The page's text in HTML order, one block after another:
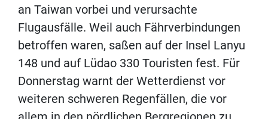
an Taiwan vorbei und verursachte
Flugausfälle. Weil auch Fährverbindungen
betroffen waren, saßen auf der Insel Lanyu
148 und auf Lüdao 330 Touristen fest. Für
Donnerstag warnt der Wetterdienst vor
weiteren schweren Regenfällen, die vor